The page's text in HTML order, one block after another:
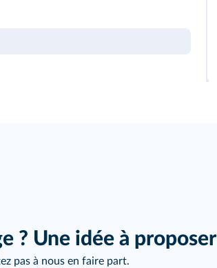
? Une idée à proposer
pas à nous en faire part.